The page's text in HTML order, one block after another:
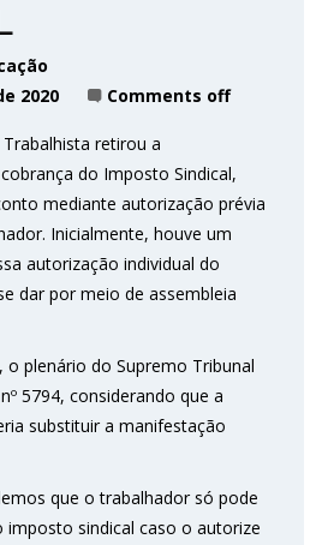
2020
Comments off
retirou a
do Imposto Sindical,
mediante autorização prévia
Inicialmente, houve um
autorização individual do
dar por meio de assembleia
o plenário do Supremo Tribunal
5794, considerando que a
substituir a manifestação
que o trabalhador só pode
sindical caso o autorize